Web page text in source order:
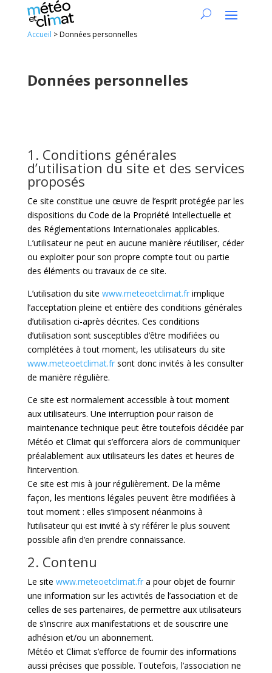
Accueil >Données personnelles
Données personnelles
1. Conditions générales
d’utilisation du site et des services
proposés
Ce site constitue une œuvre de l’esprit protégée par les
dispositions du Code de la Propriété Intellectuelle et
des Réglementations Internationales applicables.
L’utilisateur ne peut en aucune manière réutiliser, céder
ou exploiter pour son propre compte tout ou partie
des éléments ou travaux de ce site.
L’utilisation du site www.meteoetclimat.frimplique
l’acceptation pleine et entière des conditions générales
d’utilisation ci-après décrites. Ces conditions
d’utilisation sont susceptibles d’être modifiées ou
complétées à tout moment, les utilisateurs du site
www.meteoetclimat.frsont donc invités à les consulter
de manière régulière.
Ce site est normalement accessible à tout moment
aux utilisateurs. Une interruption pour raison de
maintenance technique peut être toutefois décidée par
Météo et Climat qui s’efforcera alors de communiquer
préalablement aux utilisateurs les dates et heures de
l’intervention.
Ce site est mis à jour régulièrement. De la même
façon, les mentions légales peuvent être modifiées à
tout moment : elles s’imposent néanmoins à
l’utilisateur qui est invité à s’y référer le plus souvent
possible afin d’en prendre connaissance.
2. Contenu
Le site www.meteoetclimat.fra pour objet de fournir
une information sur les activités de l’association et de
celles de ses partenaires, de permettre aux utilisateurs
de s’inscrire aux manifestations et de souscrire une
adhésion et/ou un abonnement.
Météo et Climat s’efforce de fournir des informations
aussi précises que possible. Toutefois, l’association ne